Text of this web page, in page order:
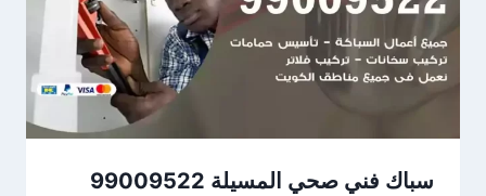
سباك فني صحي المسيلة 99009522